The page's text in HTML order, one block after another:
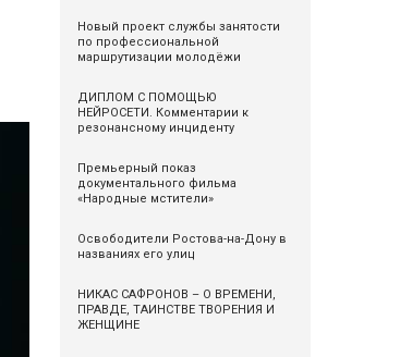
Новый проект службы занятости
по профессиональной
маршрутизации молодёжи
ДИПЛОМ С ПОМОЩЬЮ
НЕЙРОСЕТИ. Комментарии к
резонансному инциденту
Премьерный показ
документального фильма
«Народные мстители»
Освободители Ростова-на-Дону в
названиях его улиц
НИКАС САФРОНОВ – О ВРЕМЕНИ,
ПРАВДЕ, ТАИНСТВЕ ТВОРЕНИЯ И
ЖЕНЩИНЕ